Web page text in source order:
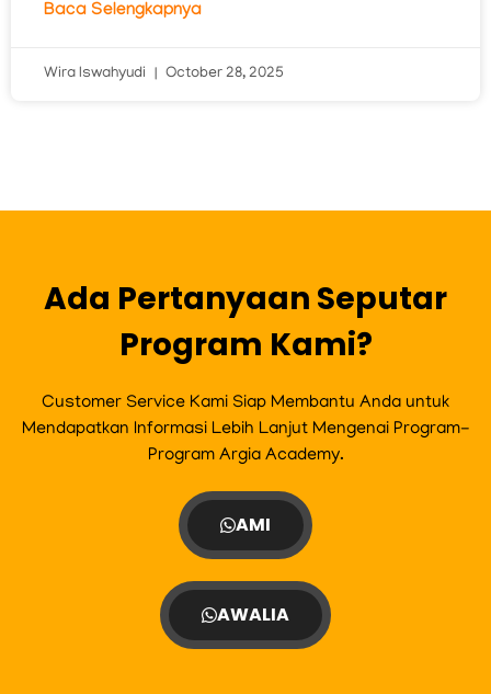
Baca Selengkapnya
Wira Iswahyudi October 28, 2025
Ada Pertanyaan Seputar
Program Kami?
Customer Service Kami Siap Membantu Anda untuk
Mendapatkan Informasi Lebih Lanjut Mengenai Program-
Program Argia Academy.
AMI
AWALIA